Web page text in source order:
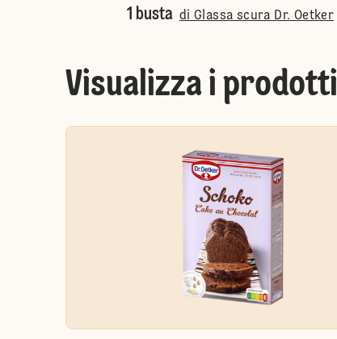
1 busta di Glassa scura Dr. Oetker
Visualizza i prodotti